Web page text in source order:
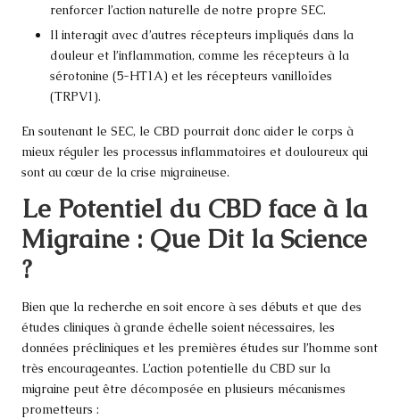
renforcer l’action naturelle de notre propre SEC.
Il interagit avec d’autres récepteurs impliqués dans la
douleur et l’inflammation, comme les récepteurs à la
sérotonine (5-HT1A) et les récepteurs vanilloïdes
(TRPV1).
En soutenant le SEC, le CBD pourrait donc aider le corps à
mieux réguler les processus inflammatoires et douloureux qui
sont au cœur de la crise migraineuse.
Le Potentiel du CBD face à la
Migraine : Que Dit la Science
?
Bien que la recherche en soit encore à ses débuts et que des
études cliniques à grande échelle soient nécessaires, les
données précliniques et les premières études sur l’homme sont
très encourageantes. L’action potentielle du CBD sur la
migraine peut être décomposée en plusieurs mécanismes
prometteurs :